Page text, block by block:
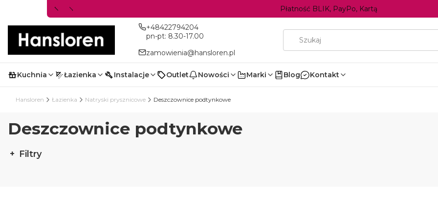
Płatność BLIK, PayPo, Kartą
+48422794204
pn-pt: 8.30-17.00
zamowienia@hansloren.pl
Kuchnia Łazienka Instalacje Outlet Nowości Marki Blog Kontakt
Hansloren Łazienka Natryski prysznicowe Deszczownice podtynkowe
Deszczownice podtynkowe
Filtry